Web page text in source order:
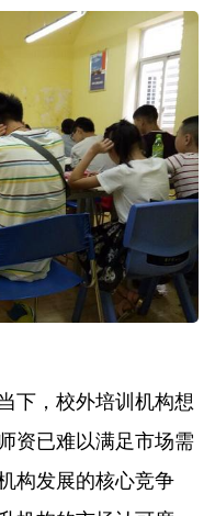
下，校外培训机构想
资已难以满足市场需
构发展的核心竞争